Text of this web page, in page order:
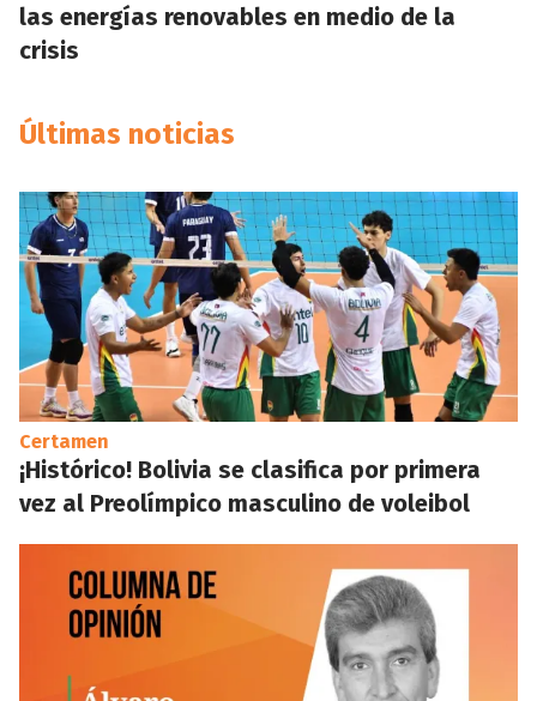
las energías renovables en medio de la
crisis
Últimas noticias
Certamen
¡Histórico! Bolivia se clasifica por primera
vez al Preolímpico masculino de voleibol